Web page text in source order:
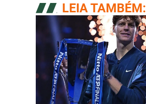
LEIA TAMBÉM: